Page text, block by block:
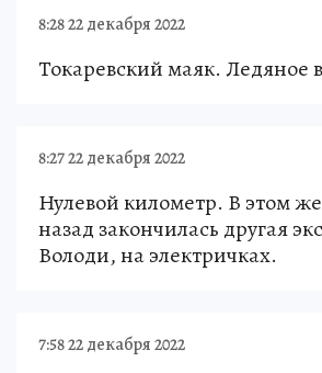
8:28 22 декабря 2022
Токаревский маяк. Ледяное
8:27 22 декабря 2022
Нулевой километр. В этом
назад закончилась другая
Володи, на электричках.
7:58 22 декабря 2022